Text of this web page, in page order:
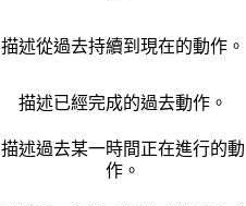
描述從過去持續到現在的動作。
描述已經完成的過去動作。
描述過去某一時間正在進行的動
作。